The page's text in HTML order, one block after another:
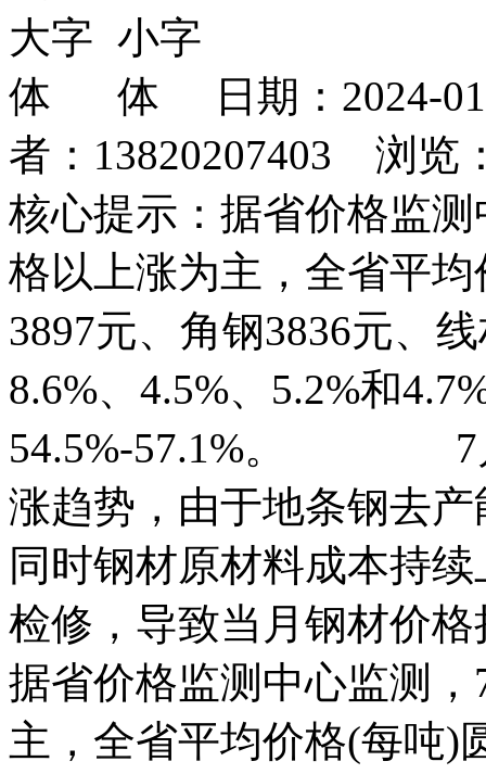
日期：2024-
者：13820207403 浏览
核心提示：据省价格监
格以上涨为主，全省平
3897元、角钢3836元、
8.6%、4.5%、5.2%和
54.5%-57.1%。 7月
涨趋势，由于地条钢去
同时钢材原材料成本持
检修，导致当月钢材价
据省价格监测中心监测
主，全省平均价格(每吨)